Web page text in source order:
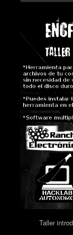
Tutoriales
Videos
Zines
Archives
Taller